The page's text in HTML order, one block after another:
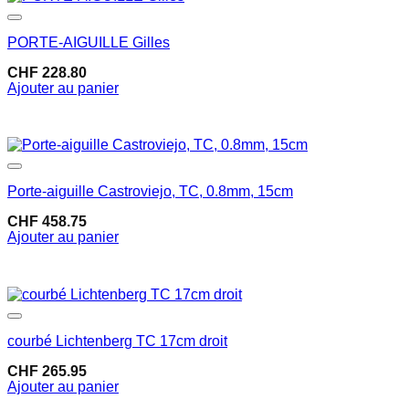
PORTE-AIGUILLE Gilles
CHF 228.80
Ajouter au panier
Porte-aiguille Castroviejo, TC, 0.8mm, 15cm
CHF 458.75
Ajouter au panier
courbé Lichtenberg TC 17cm droit
CHF 265.95
Ajouter au panier